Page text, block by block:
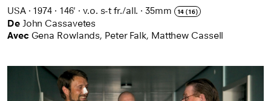
USA· 1974 · 146' ·v.o. s-t fr./all. ·35mm 14 (16)
De John Cassavetes
Avec Gena Rowlands, Peter Falk, Matthew Cassell